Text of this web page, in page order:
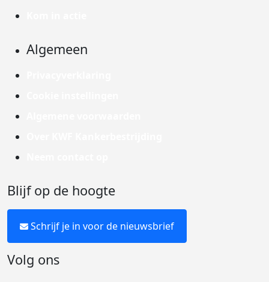
Algemeen
Blijf op de hoogte
Schrijf je in voor de nieuwsbrief
Volg ons